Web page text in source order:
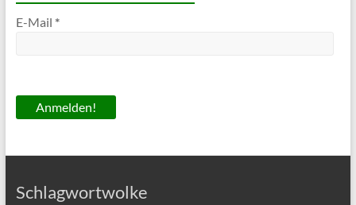
E-Mail *
Schlagwortwolke